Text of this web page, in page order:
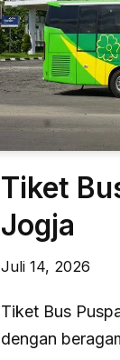
Tiket
Jogja
Juli 14, 2026
Tiket Bus
dengan